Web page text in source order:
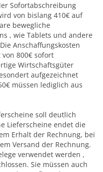
Sofortabschreibung
von bislang 410€ auf
bewegliche
, wie Tablets und andere
Anschaffungskosten
800€ sofort
Wirtschaftsgüter
aufgezeichnet
müssen lediglich aus
soll deutlich
Lieferscheine endet die
Erhalt der Rechnung, bei
Versand der Rechnung.
verwendet werden ,
Sie müssen auch